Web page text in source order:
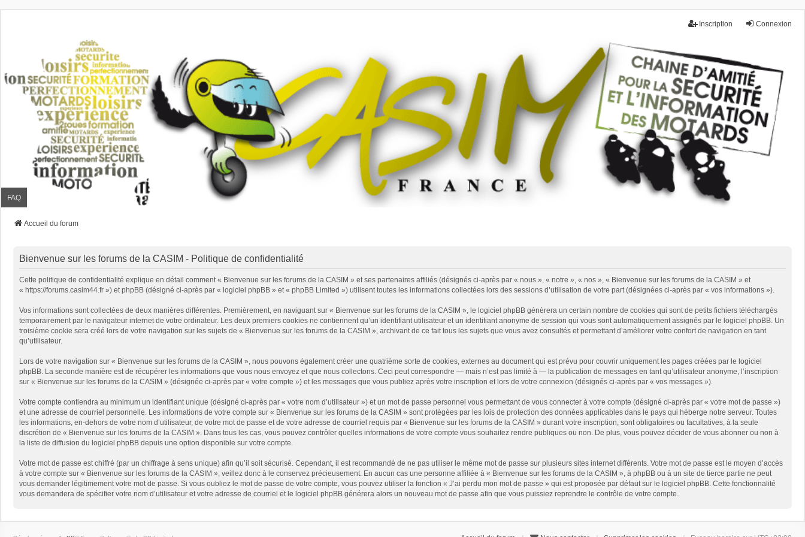
Connexion
Inscription
FAQ
Accueil du forum
Bienvenue sur les forums de la CASIM - Politique de confidentialité
Cette politique de confidentialité explique en détail comment « Bienvenue sur les forums de la CASIM » et ses partenaires affiliés (désignés ci-après par « nous », « notre », « nos », « Bienvenue sur les forums de la CASIM » et
« https://forums.casim44.fr ») et phpBB (désigné ci-après par « logiciel phpBB » et « phpBB Limited ») utilisent toutes les informations collectées lors des sessions d’utilisation de votre part (désignées ci-après par « vos informations »).
Vos informations sont collectées de deux manières différentes. Premièrement, en naviguant sur « Bienvenue sur les forums de la CASIM », le logiciel phpBB génèrera un certain nombre de cookies qui sont de petits fichiers téléchargés
temporairement par le navigateur internet de votre ordinateur. Les deux premiers cookies ne contiennent qu’un identifiant utilisateur et un identifiant anonyme de session qui vous sont automatiquement assignés par le logiciel phpBB. Un
troisième cookie sera créé lors de votre navigation sur les sujets de « Bienvenue sur les forums de la CASIM », archivant de ce fait tous les sujets que vous avez consultés et permettant d’améliorer votre confort de navigation en tant
qu’utilisateur.
Lors de votre navigation sur « Bienvenue sur les forums de la CASIM », nous pouvons également créer une quatrième sorte de cookies, externes au document qui est prévu pour couvrir uniquement les pages créées par le logiciel
phpBB. La seconde manière est de récupérer les informations que vous nous envoyez et que nous collectons. Ceci peut correspondre — mais n’est pas limité à — la publication de messages en tant qu’utilisateur anonyme, l’inscription
sur « Bienvenue sur les forums de la CASIM » (désignée ci-après par « votre compte ») et les messages que vous publiez après votre inscription et lors de votre connexion (désignés ci-après par « vos messages »).
Votre compte contiendra au minimum un identifiant unique (désigné ci-après par « votre nom d’utilisateur ») et un mot de passe personnel vous permettant de vous connecter à votre compte (désigné ci-après par « votre mot de passe »)
et une adresse de courriel personnelle. Les informations de votre compte sur « Bienvenue sur les forums de la CASIM » sont protégées par les lois de protection des données applicables dans le pays qui héberge notre serveur. Toutes
les informations, en-dehors de votre nom d’utilisateur, de votre mot de passe et de votre adresse de courriel requis par « Bienvenue sur les forums de la CASIM » durant votre inscription, sont obligatoires ou facultatives, à la seule
discrétion de « Bienvenue sur les forums de la CASIM ». Dans tous les cas, vous pouvez contrôler quelles informations de votre compte vous souhaitez rendre publiques ou non. De plus, vous pouvez décider de vous abonner ou non à
la liste de diffusion du logiciel phpBB depuis une option disponible sur votre compte.
Votre mot de passe est chiffré (par un chiffrage à sens unique) afin qu’il soit sécurisé. Cependant, il est recommandé de ne pas utiliser le même mot de passe sur plusieurs sites internet différents. Votre mot de passe est le moyen d’accès
à votre compte sur « Bienvenue sur les forums de la CASIM », veillez donc à le conservez précieusement. En aucun cas une personne affiliée à « Bienvenue sur les forums de la CASIM », à phpBB ou à un site de tierce partie ne peut
vous demander légitimement votre mot de passe. Si vous oubliez le mot de passe de votre compte, vous pouvez utiliser la fonction « J’ai perdu mon mot de passe » qui est proposée par défaut sur le logiciel phpBB. Cette fonctionnalité
vous demandera de spécifier votre nom d’utilisateur et votre adresse de courriel et le logiciel phpBB générera alors un nouveau mot de passe afin que vous puissiez reprendre le contrôle de votre compte.